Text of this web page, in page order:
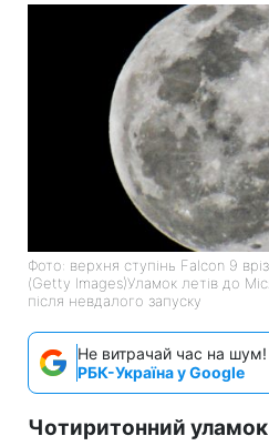
Фото: верхня ступінь Falcon 9
(Getty Images)Уламок летів до
після невдалого запуску
Не витрачай час на шум!
РБК-Україна у Google
Чотиритонний уламок